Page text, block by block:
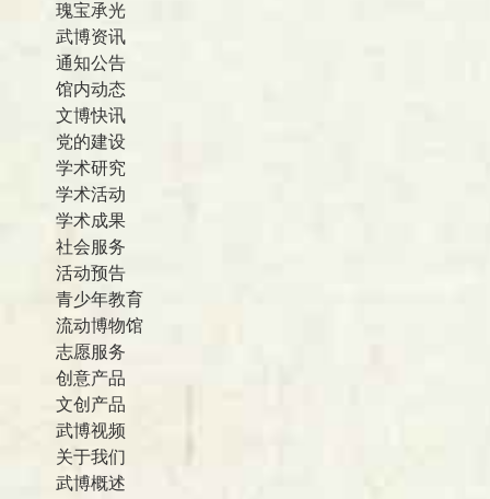
瑰宝承光
武博资讯
通知公告
馆内动态
文博快讯
党的建设
学术研究
学术活动
学术成果
社会服务
活动预告
青少年教育
流动博物馆
志愿服务
创意产品
文创产品
武博视频
关于我们
武博概述